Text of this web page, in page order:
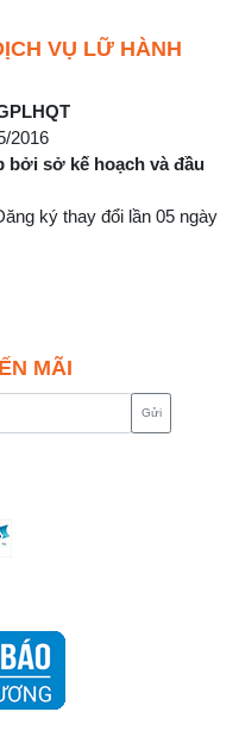
VỤ LỮ HÀNH
2016
bởi sở kế hoạch và đầu
ký thay đổi lần 05 ngày
MÃI
Gửi